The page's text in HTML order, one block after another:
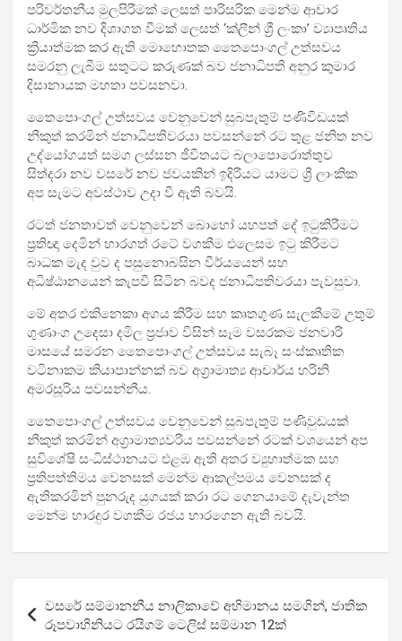
පරිවර්තනීය මුලපිරීමක් ලෙසත් පාරිසරික මෙන්ම ආචාර
ධාර්මික නව දිශාගත වීමක් ලෙසත් ‘ක්ලීන් ශ්‍රී ලංකා’ ව්‍යාපෘතිය
ක්‍රියාත්මක කර ඇති මොහොතක තෛපොංගල් උත්සවය
සමරනු ලැබීම සතුටට කරුණක් බව ජනාධිපති අනුර කුමාර
දිසානායක මහතා පවසනවා.
තෛපොංගල් උත්සවය වෙනුවෙන් සුබපැතුම් පණිවිඩයක්
නිකුත් කරමින් ජනාධිපතිවරයා පවසන්නේ රට තුළ ජනිත නව
උද්යෝගයත් සමග ලස්සන ජීවිතයට බලාපොරොත්තුව
සිත්දරා නව වසරේ නව ජවයකින් ඉදිරියට යාමට ශ්‍රී ලාංකික
අප සැමට අවස්ථාව උදා වී ඇති බවයි.
රටත් ජනතාවත් වෙනුවෙන් බොහෝ යහපත් දේ ඉටුකිරීමට
ප්‍රතිඥා දෙමින් භාරගත් රටේ වගකීම එලෙසම ඉටු කිරීමට
බාධක මැද වුව ද පසුනොබසින වීර්යයෙන් සහ
අධිෂ්ඨානයෙන් කැපවී සිටින බවද ජනාධිපතිවරයා පැවසුවා.
මේ අතර එකිනෙකා අගය කිරීම සහ කෘතගුණ සැලකීමේ උතුම්
ගුණාංග උදෙසා දමිල ප්‍රජාව විසින් සෑම වසරකම ජනවාරි
මාසයේ සමරන තෛපොංගල් උත්සවය සැබෑ සංස්කෘතික
වටිනාකම කියාපාන්නක් බව අග්‍රාමාත්‍ය ආචාර්ය හරිනි
අමරසූරිය පවසන්නීය.
තෛපොංගල් උත්සවය වෙනුවෙන් සුබපැතුම් පණිවුඩයක්
නිකුත් කරමින් අග්‍රාමාත්‍යවරිය පවසන්නේ රටක් වශයෙන් අප
සුවිශේෂි සංධිස්ථානයට එළඹ ඇති අතර ව්‍යුහාත්මක සහ
ප්‍රතිපත්තිමය වෙනසක් මෙන්ම ආකල්පමය වෙනසක් ද
ඇතිකරමින් පුනරුද යුගයක් කරා රට ගෙනයාමේ දැවැන්ත
මෙන්ම භාරදුර වගකීම රජය භාරගෙන ඇති බවයි.
navigation
වසරේ සම්මානනීය නාලිකාවේ අභිමානය සමගින්, ජාතික
රූපවාහිනියට රයිගම් ටෙලිස් සම්මාන 12ක්